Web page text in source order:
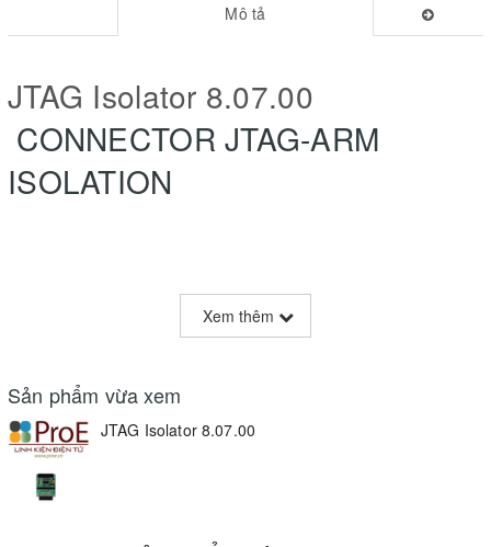
Mô tả
JTAG Isolator 8.07.00
CONNECTOR JTAG-ARM
ISOLATION
Xem thêm
Sản phẩm vừa xem
JTAG Isolator 8.07.00